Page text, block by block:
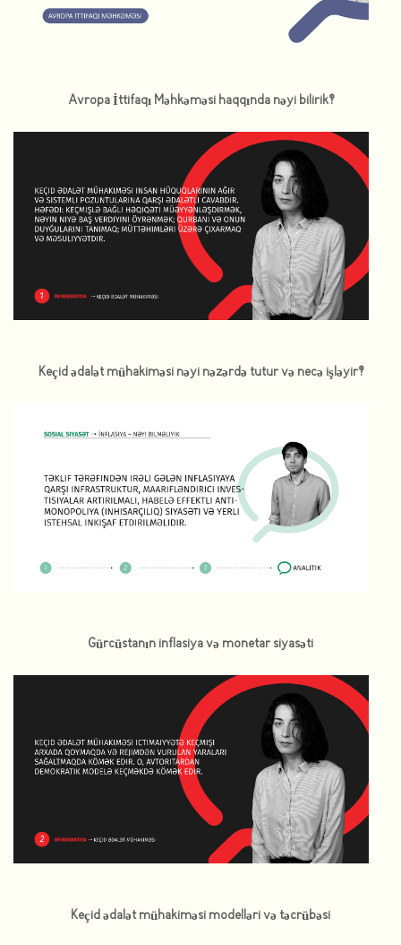
Avropa İttifaqı Məhkəməsi haqqında nəyi bilirik?
Keçid ədalət mühakiməsi nəyi nəzərdə tutur və necə işləyir?
Gürcüstanın inflasiya və monetar siyasəti
Keçid ədalət mühakiməsi modelləri və təcrübəsi